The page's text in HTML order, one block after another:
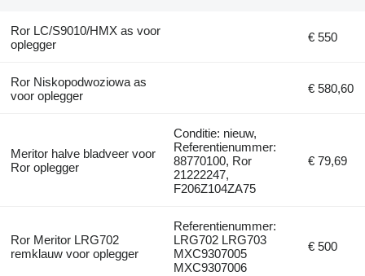
Ror LC/S9010/HMX as voor
oplegger
€ 550
Ror Niskopodwoziowa as
voor oplegger
€ 580,60
Meritor halve bladveer voor
Ror oplegger
Conditie: nieuw,
Referentienummer:
88770100, Ror
21222247,
F206Z104ZA75
€ 79,69
Ror Meritor LRG702
remklauw voor oplegger
Referentienummer:
LRG702 LRG703
MXC9307005
MXC9307006
€ 500